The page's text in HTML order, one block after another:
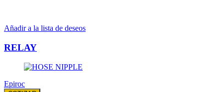
Añadir a la lista de deseos
RELAY
Epiroc